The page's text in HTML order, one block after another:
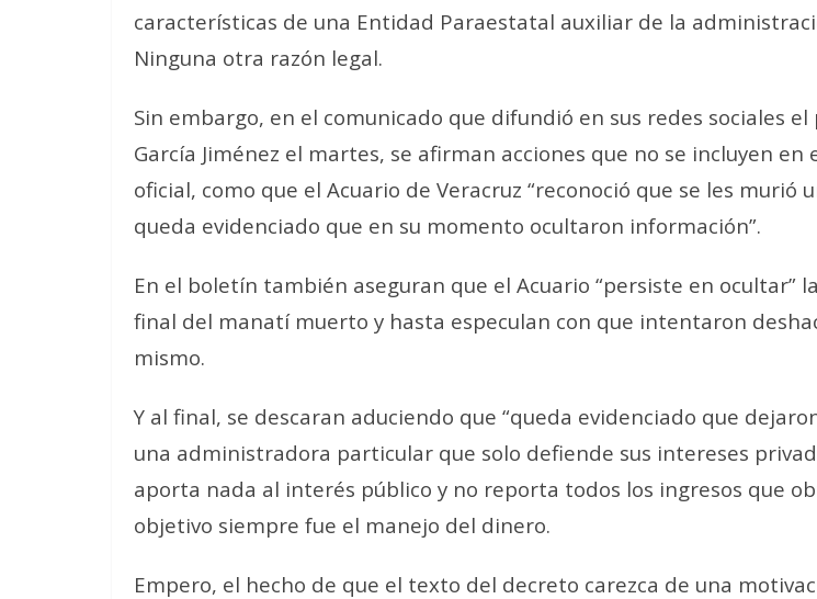
características de una Entidad Paraestatal auxiliar de la
Ninguna otra razón legal.
Sin embargo, en el comunicado que difundió en sus redes sociales el
García Jiménez el martes, se afirman acciones que no se incluyen en
oficial, como que el Acuario de Veracruz “reconoció que se les murió
queda evidenciado que en su momento ocultaron información”.
En el boletín también aseguran que el Acuario “persiste en ocultar”
final del manatí muerto y hasta especulan con que intentaron
mismo.
Y al final, se descaran aduciendo que “queda evidenciado que
una administradora particular que solo defiende sus intereses
aporta nada al interés público y no reporta todos los ingresos que
objetivo siempre fue el manejo del dinero.
Empero, el hecho de que el texto del decreto carezca de una